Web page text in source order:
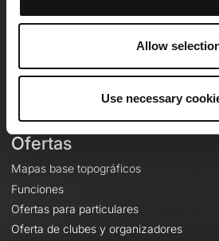
Allow
Use necessary
A proposito
Ofertas
Mapas base topográficos
Funciones
Ofertas para particulares
Oferta de clubes y organizadores